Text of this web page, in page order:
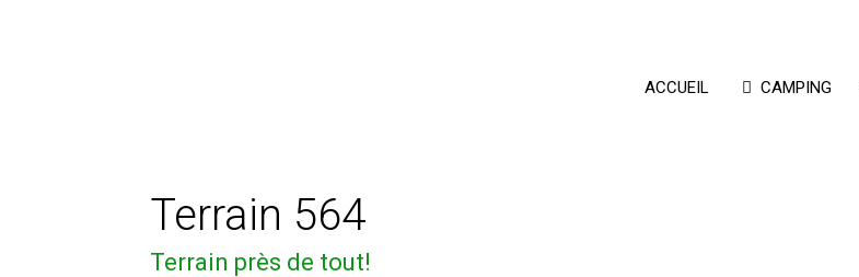
ACCUEIL CAMPING
Terrain 564
Terrain près de tout!